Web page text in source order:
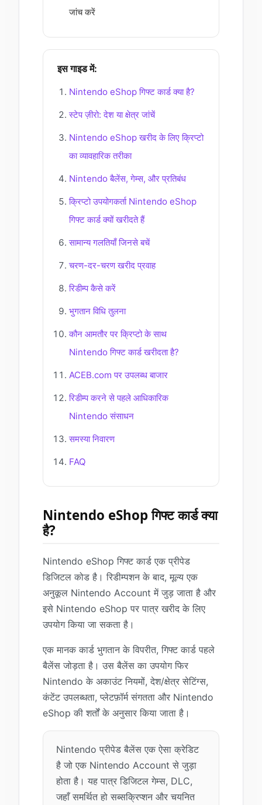
जांच करें
इस गाइड में:
Nintendo eShop गिफ्ट कार्ड क्या है?
स्टेप ज़ीरो: देश या क्षेत्र जांचें
Nintendo eShop खरीद के लिए क्रिप्टो
का व्यावहारिक तरीका
Nintendo बैलेंस, गेम्स, और प्रतिबंध
क्रिप्टो उपयोगकर्ता Nintendo eShop
गिफ्ट कार्ड क्यों खरीदते हैं
सामान्य गलतियाँ जिनसे बचें
चरण-दर-चरण खरीद प्रवाह
रिडीम्प कैसे करें
भुगतान विधि तुलना
कौन आमतौर पर क्रिप्टो के साथ
Nintendo गिफ्ट कार्ड खरीदता है?
ACEB.com पर उपलब्ध बाजार
रिडीम्प करने से पहले आधिकारिक
Nintendo संसाधन
समस्या निवारण
FAQ
Nintendo eShop गिफ्ट कार्ड क्या
है?
Nintendo eShop गिफ्ट कार्ड एक प्रीपेड
डिजिटल कोड है। रिडीम्पशन के बाद, मूल्य एक
अनुकूल Nintendo Account में जुड़ जाता है और
इसे Nintendo eShop पर पात्र खरीद के लिए
उपयोग किया जा सकता है।
एक मानक कार्ड भुगतान के विपरीत, गिफ्ट कार्ड पहले
बैलेंस जोड़ता है। उस बैलेंस का उपयोग फिर
Nintendo के अकाउंट नियमों, देश/क्षेत्र सेटिंग्स,
कंटेंट उपलब्धता, प्लेटफ़ॉर्म संगतता और Nintendo
eShop की शर्तों के अनुसार किया जाता है।
Nintendo प्रीपेड बैलेंस एक ऐसा क्रेडिट
है जो एक Nintendo Account से जुड़ा
होता है। यह पात्र डिजिटल गेम्स, DLC,
जहाँ समर्थित हो सब्सक्रिप्शन और चयनित